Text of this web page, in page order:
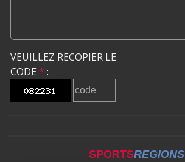
VEUILLEZ RECOPIER LE
CODE * :
SPORTSREGIONS